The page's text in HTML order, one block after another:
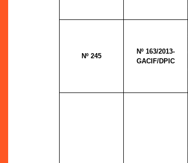
Nº 245
Nº 163/2013-
GACIF/DPIC